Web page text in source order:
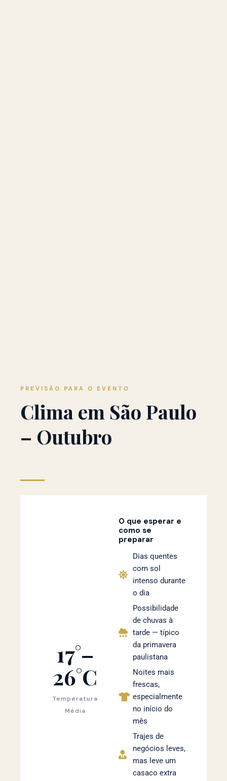
PREVISÃO PARA O EVENTO
Clima em São Paulo
– Outubro
17°–
26°C
Temperatura
Média
O que esperar e
como se
preparar
Dias quentes
com sol
intenso durante
o dia
Possibilidade
de chuvas à
tarde — típico
da primavera
paulistana
Noites mais
frescas,
especialmente
no início do
mês
Trajes de
negócios leves,
mas leve um
casaco extra